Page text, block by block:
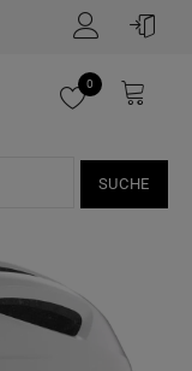
SUCHE
0